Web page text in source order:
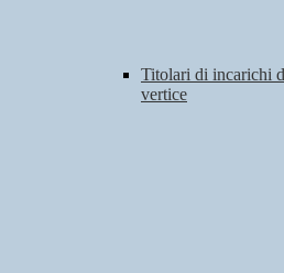
Titolari di incarichi
vertice